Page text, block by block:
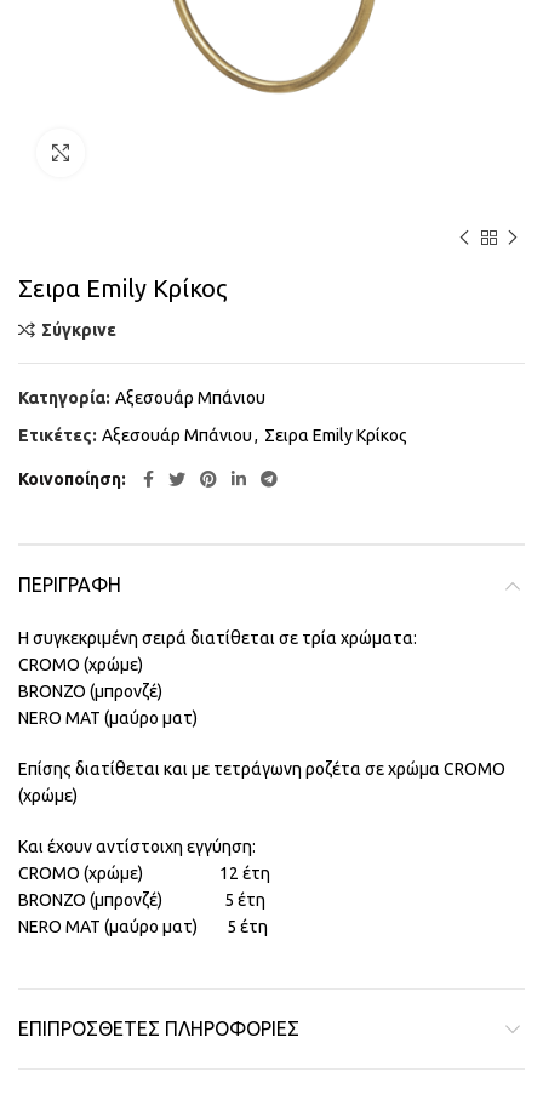
Σειρα Emily Κρίκος
Σύγκρινε
Κατηγορία: Αξεσουάρ Μπάνιου
Ετικέτες: Αξεσουάρ Μπάνιου, Σειρα Emily Κρίκος
Κοινοποίηση
ΠΕΡΙΓΡΑΦΉ
Η συγκεκριμένη σειρά διατίθεται σε τρία χρώματα:
CROMO (χρώμε)
BRONZO (μπρονζέ)
NERO MAT (μαύρο ματ)
Επίσης διατίθεται και με τετράγωνη ροζέτα σε χρώμα CROMO
(χρώμε)
Και έχουν αντίστοιχη εγγύηση:
CROMO (χρώμε) 12 έτη
BRONZO (μπρονζέ) 5 έτη
NERO MAT (μαύρο ματ) 5 έτη
ΕΠΙΠΡΌΣΘΕΤΕΣ ΠΛΗΡΟΦΟΡΊΕΣ